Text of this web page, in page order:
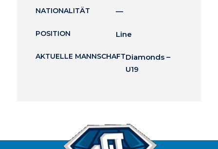
NATIONALITÄT —
POSITION Line
AKTUELLE MANNSCHAFTDiamonds –
U19